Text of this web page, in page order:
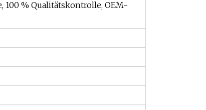
100 % Qualitätskontrolle, OEM-